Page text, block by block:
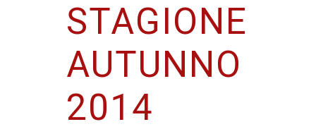
STAGIONE
AUTUNNO
2014